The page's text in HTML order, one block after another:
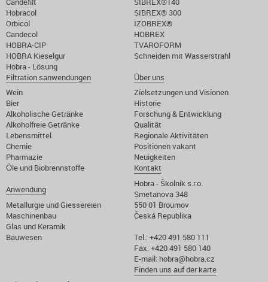
Hobracol
Orbicol
Candecol
HOBRA-CIP
HOBRA Kieselgur
Hobra - Lösung
SIBREX® 300
IZOBREX®
HOBREX
TVAROFORM
Schneiden mit Wasserstrahl
Filtration sanwendungen
Wein
Bier
Alkoholische Getränke
Alkoholfreie Getränke
Lebensmittel
Chemie
Pharmazie
Öle und Biobrennstoffe
Anwendung
Metallurgie und Giessereien
Maschinenbau
Glas und Keramik
Bauwesen
Über uns
Zielsetzungen und Visionen
Historie
Forschung & Entwicklung
Qualität
Regionale Aktivitäten
Positionen vakant
Neuigkeiten
Kontakt
Hobra - Školník s.r.o.
Smetanova 348
550 01 Broumov
Česká Republika
Tel.: +420 491 580 111
Fax: +420 491 580 140
E-mail: hobra@hobra.cz
Finden uns auf der karte